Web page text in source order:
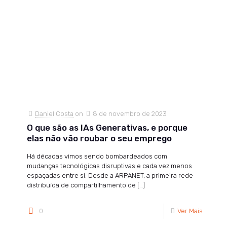
Daniel Costa on 8 de novembro de 2023
O que são as IAs Generativas, e porque
elas não vão roubar o seu emprego
Há décadas vimos sendo bombardeados com
mudanças tecnológicas disruptivas e cada vez menos
espaçadas entre si. Desde a ARPANET, a primeira rede
distribuída de compartilhamento de […]
0 Ver Mais